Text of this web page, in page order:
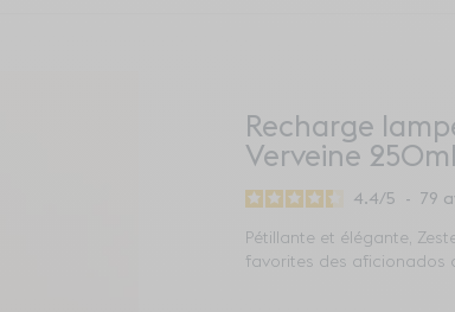
Recharge
Verveine 250ml
4.4/5 - 79
Pétillante et élégante,
favorites des aficionados